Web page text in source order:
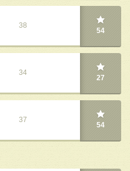
38
54
34
27
37
54